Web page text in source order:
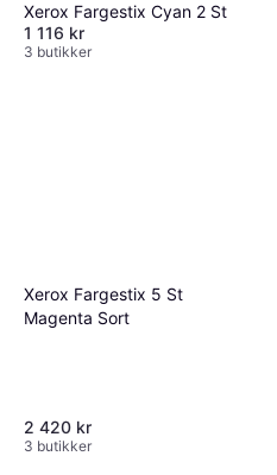
Xerox Fargestix Cyan 2 St
1 116 kr
3 butikker
Xerox Fargestix 5 St
Magenta Sort
2 420 kr
3 butikker